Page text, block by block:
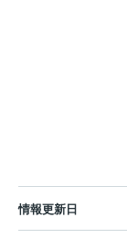
情報更新日